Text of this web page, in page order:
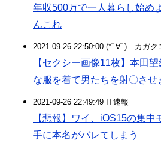
年収500万で一人暮らし始め
んこれ
2021-09-26 22:50:00 (*ﾟ∀ﾟ)ゞカガク
【セクシー画像11枚】本田
な服を着て男たちを射〇させ
2021-09-26 22:49:49 IT速報
【悲報】ワイ、iOS15の集
手に本名がバレてしまう